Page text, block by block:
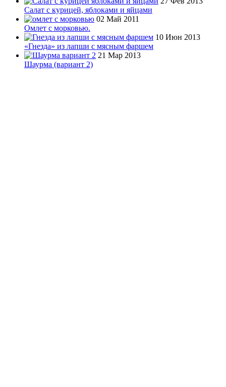
Салат с курицей, яблоками и яйцами
02 Май 2011
Омлет с морковью.
10 Июн 2013
«Гнезда» из лапши с мясным фаршем
21 Мар 2013
Шаурма (вариант 2)